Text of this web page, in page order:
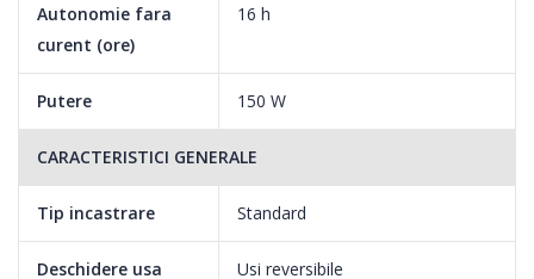
Doua sisteme NoFrost separate, unul pentru frigider, iar celalalt
pentru congelator, ce creeaza climatul ideal pentru pastrarea
alimentelor. In comparatie cu Tehnologia NoFrost traditionala,
Tehnologia SupremeNoFrost ofera cea mai buna umiditate,
amesteca intre compartimente.
Autonomie fara
curent (ore)
16 h
Putere 150 W
CARACTERISTICI GENERALE
Tip incastrare Standard
Deschidere usa Usi reversibile